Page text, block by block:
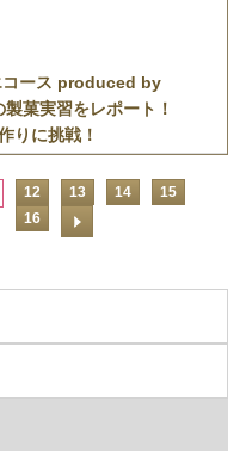
コース produced by
菓実習をレポート！
りに挑戦！
12 13 14
15
16